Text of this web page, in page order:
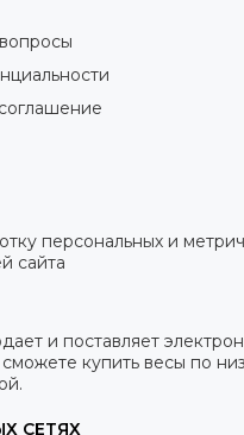
персональных и
сайта
и поставляет
купить весы по
СЕТЯХ